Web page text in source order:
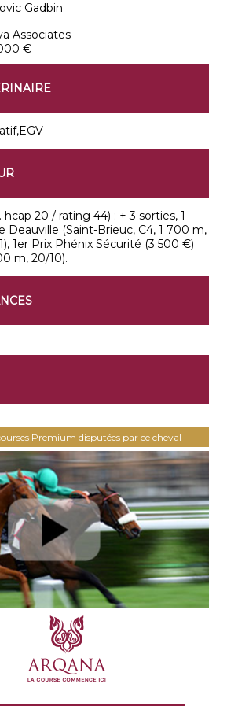
Gadbin
Associates
€
hcap 20 / rating 44) : + 3 sorties, 1
Deauville (Saint-Brieuc, C4, 1 700 m,
1er Prix Phénix Sécurité (3 500 €)
m, 20/10).
Premium disputées par ce cheval